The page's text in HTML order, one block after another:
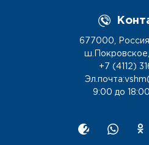
677000, Россия,
ш.Покровское,
+7 (4112)
9:00 до